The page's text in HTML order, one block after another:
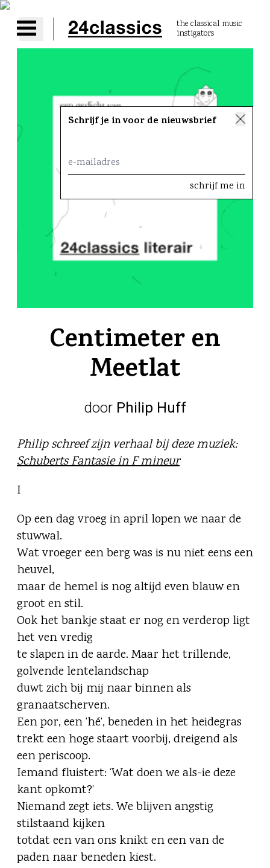
Open main menu
the classical music
instigators
Centimeter en
Meetlat
door Philip Huff
Philip schreef zijn verhaal bij deze muziek:
Schuberts Fantasie in F mineur
I
Op een dag vroeg in april lopen we naar de
stuwwal.
Wat vroeger een berg was is nu niet eens een
heuvel,
maar de hemel is nog altijd even blauw en
groot en stil.
Ook het bankje staat er nog en verderop ligt
het ven vredig
te slapen in de aarde. Maar het trillende,
golvende lentelandschap
duwt zich bij mij naar binnen als
granaatscherven.
Een por, een ‘hé’, beneden in het heidegras
trekt een hoge staart voorbij, dreigend als
een periscoop.
Iemand fluistert: ‘Wat doen we als-ie deze
kant opkomt?’
Niemand zegt iets. We blijven angstig
stilstaand kijken
totdat een van ons knikt en een van de
paden naar beneden kiest.
Schrijf je in voor de nieuwsbrief